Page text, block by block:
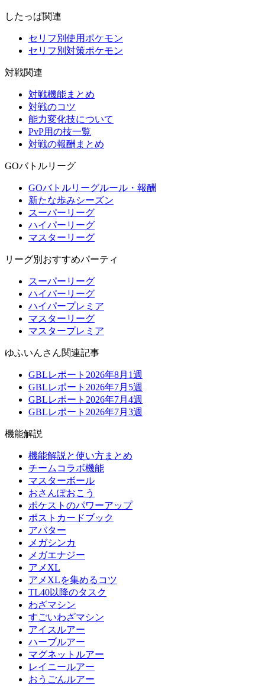
したっぱ関連
セリフ別使用ポケモン
セリフ別対策ポケモン
対戦関連
対戦機能まとめ
対戦のコツ
能力変化技について
PvP用の技一覧
対戦の報酬まとめ
GOバトルリーグ
GOバトルリーグルール・報酬
新たな歩みシーズン
スーパーリーグ
ハイパーリーグ
マスターリーグ
リーグ別おすすめパーティ
スーパーリーグ
ハイパーリーグ
ハイパープレミア
マスターリーグ
マスタープレミア
ゆふいんさん関連記事
GBLレポート2026年8月1週
GBLレポート2026年7月5週
GBLレポート2026年7月4週
GBLレポート2026年7月3週
機能解説
機能解説と使い方まとめ
チームコラボ機能
マスターボール
おさんぽおこう
ポケストのパワーアップ
ポストカードブック
アバター
メガシンカ
メガエナジー
アメXL
アメXLを集めるコツ
TL40以降のタスク
わざマシン
すごいわざマシン
アイスルアー
ハーブルアー
マグネットルアー
レイニールアー
おうごんルアー